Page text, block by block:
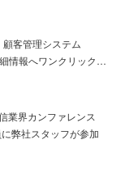
客管理システム
情報へワンクリック…
業界カンファレンス
弊社スタッフが参加